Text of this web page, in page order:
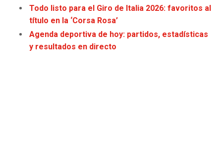
TITANS
COWBOYS
WARRIORS
CLIPPERS
Todo listo para el Giro de Italia 2026: favoritos al
título en la ‘Corsa Rosa’
Agenda deportiva de hoy: partidos, estadísticas
y resultados en directo